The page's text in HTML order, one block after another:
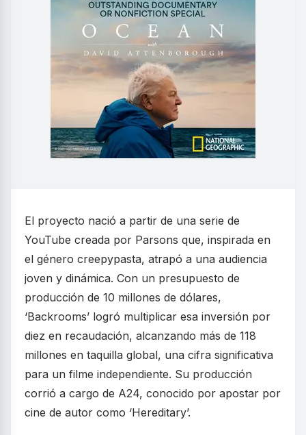
El proyecto nació a partir de una serie de
YouTube creada por Parsons que, inspirada en
el género creepypasta, atrapó a una audiencia
joven y dinámica. Con un presupuesto de
producción de 10 millones de dólares,
‘Backrooms’ logró multiplicar esa inversión por
diez en recaudación, alcanzando más de 118
millones en taquilla global, una cifra significativa
para un filme independiente. Su producción
corrió a cargo de A24, conocido por apostar por
cine de autor como ‘Hereditary’.